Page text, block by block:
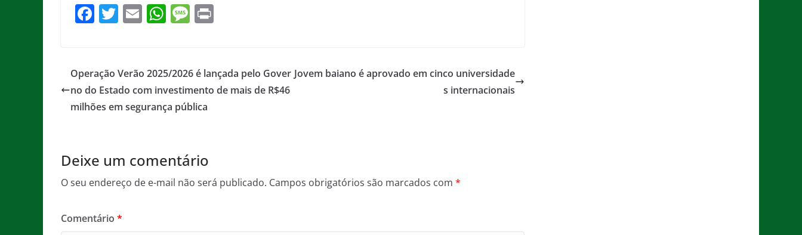
F
e
b
o
T
er
E
l
W
s
A
p
M
a
g
e
Operação Verão 2025/2026 é lançada pelo Gover
no do Estado com investimento de mais de R$46
milhões em segurança pública
Jovem baiano é aprovado em cinco universidade
s internacionais
Deixe um comentário
O seu endereço de e-mail não será publicado. Campos obrigatórios são marcados com *
Comentário *